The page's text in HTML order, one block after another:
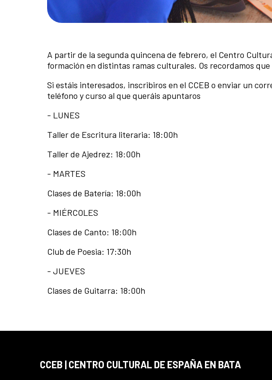
A partir de la segunda quincena de febrero, el Centro
formación en distintas ramas culturales. Os recordamos
Si estáis interesados, inscribiros en el CCEB o enviar un
teléfono y curso al que queráis apuntaros
- LUNES
Taller de Escritura literaria: 18:00h
Taller de Ajedrez: 18:00h
- MARTES
Clases de Batería: 18:00h
- MIÉRCOLES
Clases de Canto: 18:00h
Club de Poesia: 17:30h
- JUEVES
Clases de Guitarra: 18:00h
CCEB | CENTRO CULTURAL DE ESPAÑA EN BATA